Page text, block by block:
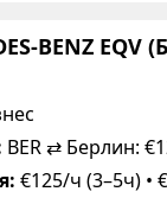
BENZ EQV
BER ⇄ Берлин:
€125/ч (3–5ч) •